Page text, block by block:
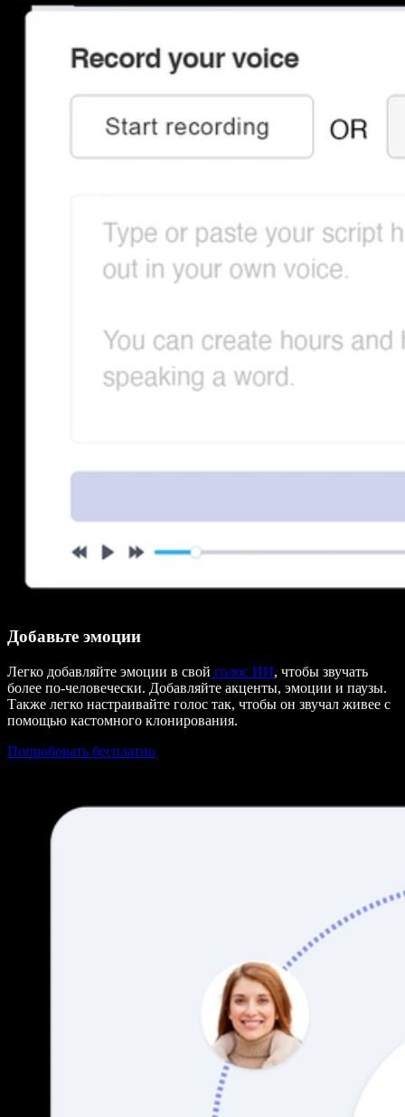
Добавьте эмоции
Легко добавляйте эмоции в свой голос ИИ, чтобы звучать
более по-человечески. Добавляйте акценты, эмоции и паузы.
Также легко настраивайте голос так, чтобы он звучал живее с
помощью кастомного клонирования.
Попробовать бесплатно